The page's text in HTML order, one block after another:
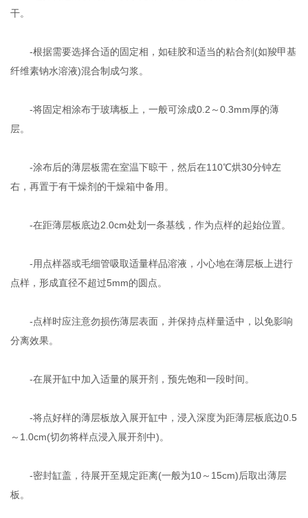
干。
-根据需要选择合适的固定相，如硅胶和适当的粘合剂(如羧甲基
纤维素钠水溶液)混合制成匀浆。
-将固定相涂布于玻璃板上，一般可涂成0.2～0.3mm厚的薄
层。
-涂布后的薄层板需在室温下晾干，然后在110℃烘30分钟左
右，再置于有干燥剂的干燥箱中备用。
-在距薄层板底边2.0cm处划一条基线，作为点样的起始位置。
-用点样器或毛细管吸取适量样品溶液，小心地在薄层板上进行
点样，形成直径不超过5mm的圆点。
-点样时应注意勿损伤薄层表面，并保持点样量适中，以免影响
分离效果。
-在展开缸中加入适量的展开剂，预先饱和一段时间。
-将点好样的薄层板放入展开缸中，浸入深度为距薄层板底边0.5
～1.0cm(切勿将样点浸入展开剂中)。
-密封缸盖，待展开至规定距离(一般为10～15cm)后取出薄层
板。